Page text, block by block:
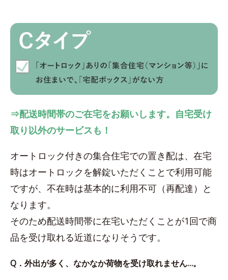
⇒配送時間帯のご在宅をお願いします。自宅受け
取り以外のサービスも！
オートロック付きの集合住宅での置き配は、在宅
時はオートロックを解錠いただくことで利用可能
ですが、不在時は基本的に利用不可（再配達）と
なります。
そのため配送時間帯に在宅いただくことが1回で商
品を受け取れる近道になりそうです。
Q．外出が多く、なかなか荷物を受け取れません…。